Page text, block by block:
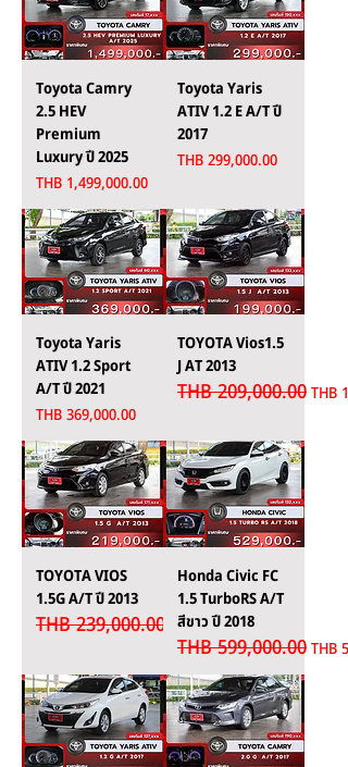
Toyota Camry
2.5 HEV
Premium
Luxury ปี 2025
Price
THB 1,499,000.00
Toyota Yaris
ATIV 1.2 E A/T ปี
2017
Price
THB 299,000.00
Toyota Yaris
ATIV 1.2 Sport
A/T ปี 2021
Price
THB 369,000.00
TOYOTA Vios1.5
J AT 2013
Regular Price
THB 209,000.00Sale
THB
TOYOTA VIOS
1.5G A/T ปี 2013
Regular Price
THB 239,000.00 Sale Price
THB 219,000.00
Honda Civic FC
1.5 TurboRS A/T
สีขาว ปี 2018
Regular Price
THB 599,000.00Sale
THB